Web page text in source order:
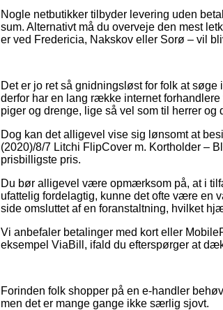
Nogle netbutikker tilbyder levering uden
sum. Alternativt må du overveje den mest
er ved Fredericia, Nakskov eller Sorø – vil
Det er jo ret så gnidningsløst for folk at
derfor har en lang række internet
piger og drenge, lige så vel som til herrer
Dog kan det alligevel vise sig lønsomt at
(2020)/8/7 Litchi FlipCover m. Kortholder –
prisbilligste pris.
Du bør alligevel være opmærksom på, at i
ufattelig fordelagtig, kunne det ofte være en
side omsluttet af en foranstaltning, hvilket
Vi anbefaler betalinger med kort eller
eksempel ViaBill, ifald du efterspørger at
Forinden folk shopper på en e-handler
men det er mange gange ikke særlig sjovt.